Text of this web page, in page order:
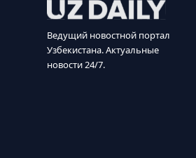
Ведущий новостной портал
Узбекистана. Актуальные
новости 24/7.